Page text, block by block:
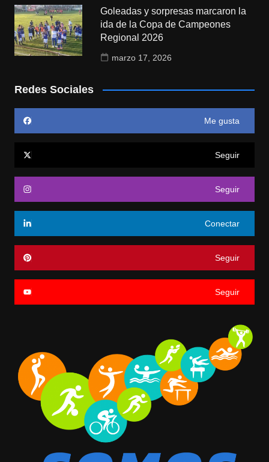
Goleadas y sorpresas marcaron la
ida de la Copa de Campeones
Regional 2026
marzo 17, 2026
Redes Sociales
Me gusta
Seguir
Seguir
Conectar
Seguir
Seguir